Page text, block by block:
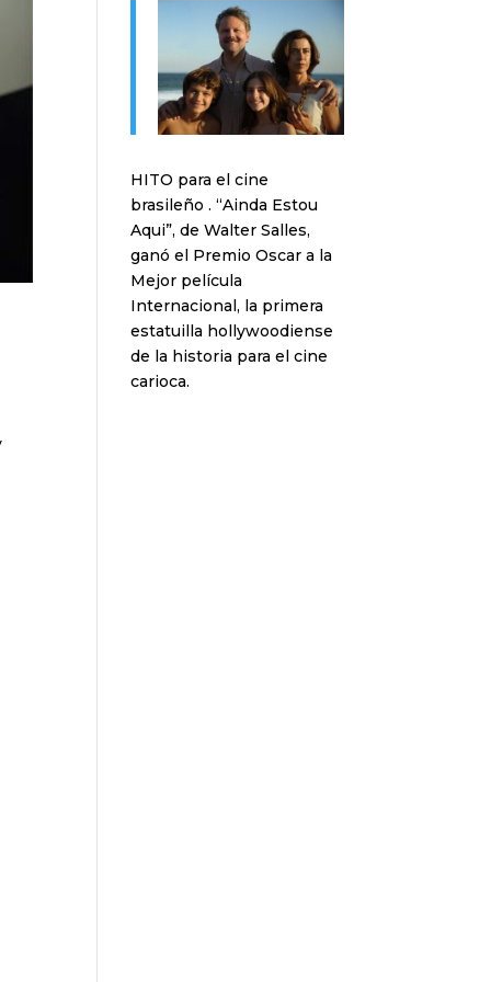
HITO para el cine
brasileño . “Ainda Estou
Aqui”, de Walter Salles,
ganó el Premio Oscar a la
Mejor película
Internacional, la primera
estatuilla hollywoodiense
de la historia para el cine
carioca.